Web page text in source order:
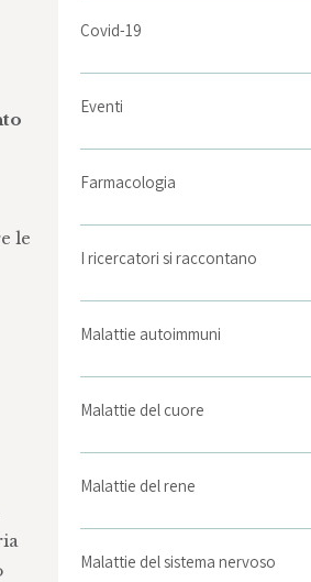
le
Covid-19
Eventi
Farmacologia
I ricercatori si raccontano
Malattie autoimmuni
Malattie del cuore
Malattie del rene
Malattie del sistema nervoso